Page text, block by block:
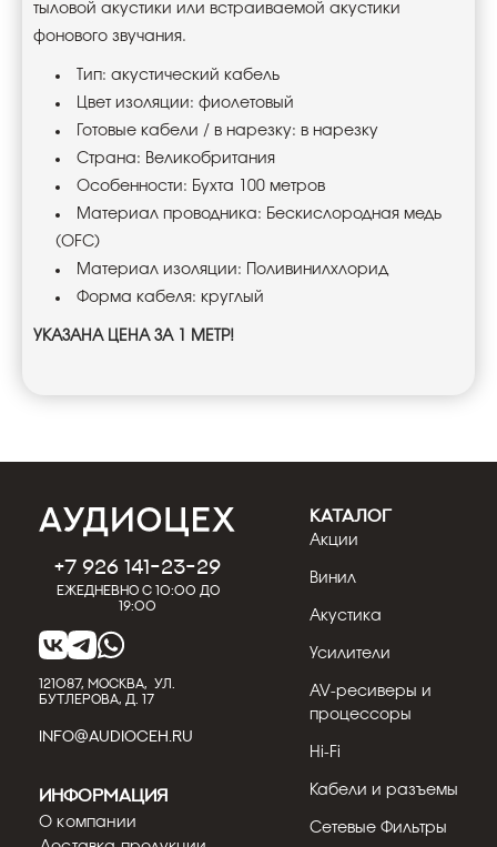
тыловой акустики или встраиваемой акустики
фонового звучания.
Тип: акустический кабель
Цвет изоляции: фиолетовый
Готовые кабели / в нарезку: в нарезку
Страна: Великобритания
Особенности: Бухта 100 метров
Материал проводника: Беcкислородная медь
(OFC)
Материал изоляции: Поливинилхлорид
Форма кабеля: круглый
УКАЗАНА ЦЕНА ЗА 1 МЕТР!
+7 926 141-23-29
Ежедневно с 10:00 до
19:00
121087, МОСКВА, УЛ.
БУТЛЕРОВА, Д. 17
INFO@AUDIOCEH.RU
КАТАЛОГ
Акции
Винил
Акустика
Усилители
AV-ресиверы и
процессоры
Hi-Fi
Кабели и разъемы
Сетевые Фильтры
Информация
О компании